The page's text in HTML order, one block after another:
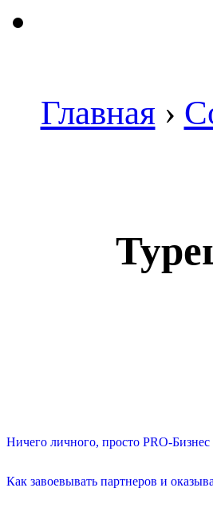
Главная ›
Ничего личного, просто PRO-Бизнес
Как завоевывать партнеров и